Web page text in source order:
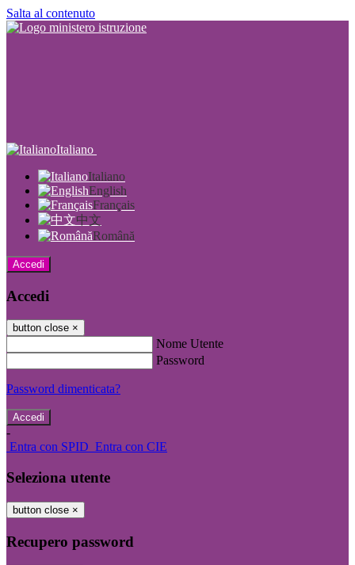
Salta al contenuto
Italiano
Italiano
English
Français
中文
Română
Accedi
Accedi
button close ×
Nome Utente
Password
Password dimenticata?
-
Entra con SPID Entra con CIE
Seleziona utente
button close ×
Recupero password